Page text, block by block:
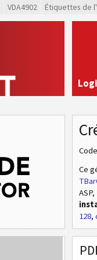
VDA4902 Étiquettes de
Ce
128,